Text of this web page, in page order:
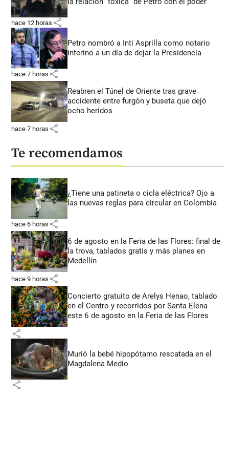
hace 12 horas share
Petro nombró a Inti Asprilla como notario
interino a un día de dejar la Presidencia
hace 7 horas share
Reabren el Túnel de Oriente tras grave
accidente entre furgón y buseta que dejó
ocho heridos
hace 7 horas share
Te recomendamos
¿Tiene una patineta o cicla eléctrica? Ojo a
las nuevas reglas para circular en Colombia
hace 6 horas share
6 de agosto en la Feria de las Flores: final de
la trova, tablados gratis y más planes en
Medellín
hace 9 horas share
Concierto gratuito de Arelys Henao, tablado
en el Centro y recorridos por Santa Elena
este 6 de agosto en la Feria de las Flores
share
Murió la bebé hipopótamo rescatada en el
Magdalena Medio
share